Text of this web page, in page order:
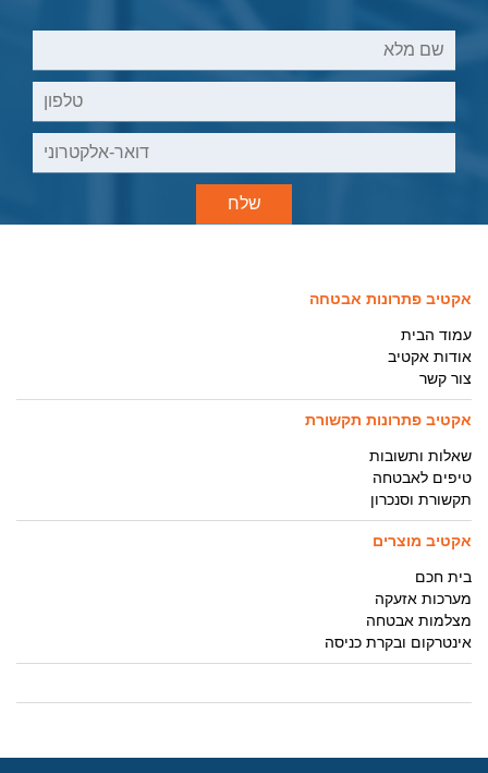
אקטיב פתרונות אבטחה
עמוד הבית
אודות אקטיב
צור קשר
אקטיב פתרונות תקשורת
שאלות ותשובות
טיפים לאבטחה
תקשורת וסנכרון
אקטיב מוצרים
בית חכם
מערכות אזעקה
מצלמות אבטחה
אינטרקום ובקרת כניסה